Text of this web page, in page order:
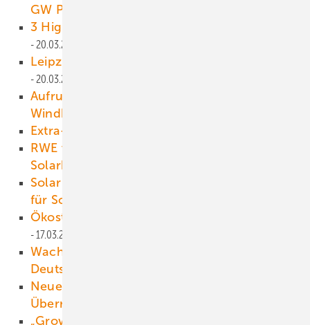
GW PV jährlich gefordert
3 Highlights für saubere Mobilität
20.03.2021
Leipzig baut Europas erste Wasserstoff-Tram
20.03.2021
Aufruf: Dringender Handlungsbedarf bei
Windkraft
Extra-entspannender-Fortschritt
RWE verwandelt alten Kohlemeiler in ein
Solarkraftwerk
Solar Power Europe nimmt Bewerbungen
für Solarpreise an
Ökostrom für Unternehmen wird knapp
17.03.2021
Wachstumstreiber: 300.000 Heimspeicher in
Deutschland
Neues Bundesländer-Wind-Ranking liefert
Überraschungssieger
„Growian hat geschadet“